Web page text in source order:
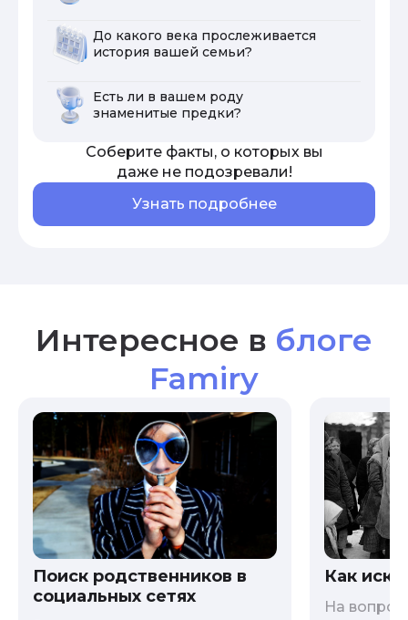
До какого века прослеживается
история вашей семьи?
Есть ли в вашем роду
знаменитые предки?
Соберите факты, о которых вы
даже не подозревали!
Узнать подробнее
Интересное в блоге
Famiry
Поиск родственников в
социальных сетях
Как
На вопрос